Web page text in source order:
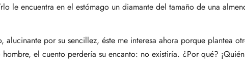
le encuentra en el estómago un diamante del tamaño de una
alucinante por su sencillez, éste me interesa ahora porque plantea
el cuento perdería su encanto: no existiría. ¿Por qué?